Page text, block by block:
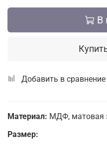
В
Добавить в сравнение
Материал: МДФ, матовая
Размер: